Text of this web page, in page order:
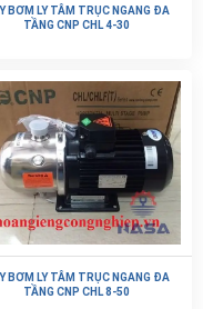
BƠM LY TÂM TRỤC NGANG ĐA
TẦNG CNP CHL 4-30
BƠM LY TÂM TRỤC NGANG ĐA
TẦNG CNP CHL 8-50